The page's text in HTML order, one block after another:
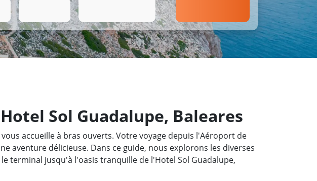
Sol Guadalupe, Baleares
accueille à bras ouverts. Votre voyage depuis l'Aéroport de
aventure délicieuse. Dans ce guide, nous explorons les diverses
terminal jusqu'à l'oasis tranquille de l'Hotel Sol Guadalupe,